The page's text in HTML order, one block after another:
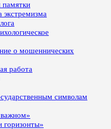
памятки
экстремизма
о мошеннических
работа
символам
горизонты»